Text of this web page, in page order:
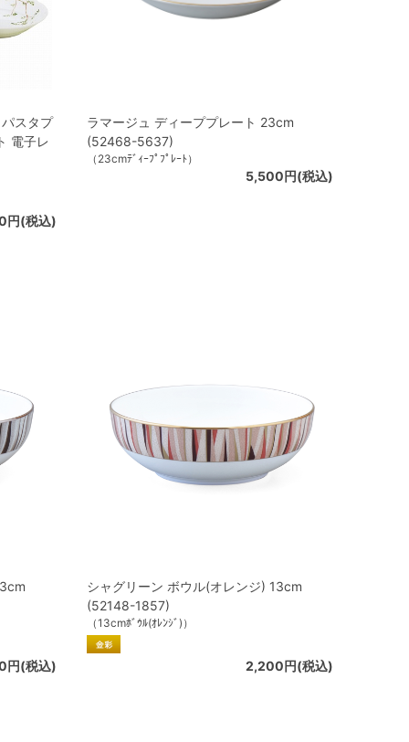
スタプ
電子レ
円(税込)
ラマージュ ディーププレート 23cm
(52468-5637)
（23cmﾃﾞｨｰﾌﾟﾌﾟﾚｰﾄ）
5,500円(税込)
円(税込)
シャグリーン ボウル(オレンジ) 13cm
(52148-1857)
（13cmﾎﾞｳﾙ(ｵﾚﾝｼﾞ)）
2,200円(税込)